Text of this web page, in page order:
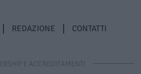
REDAZIONE CONTATTI
E ACCREDITAMENTI